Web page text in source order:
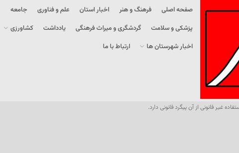
صفحه اصلی فرهنگ و هنر اخبار استان علم و فناوری
جامعه
پزشکی و سلامت
گردشگری و میراث فرهنگی یادداشت
کشاورزی
اخبار شهرستان ها
ارتباط با ما
غیر قانونی از آن پیگرد قانونی دارد.